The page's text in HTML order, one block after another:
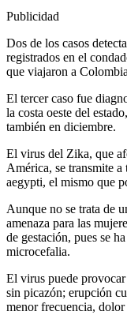
Publicidad
Dos de los casos
registrados en el
que viajaron a
El tercer caso fue
la costa oeste del
también en diciembre.
El virus del Zika, que
América, se transmite
aegypti, el mismo que
Aunque no se trata de
amenaza para las
de gestación, pues se
microcefalia.
El virus puede
sin picazón; erupción
menor frecuencia,